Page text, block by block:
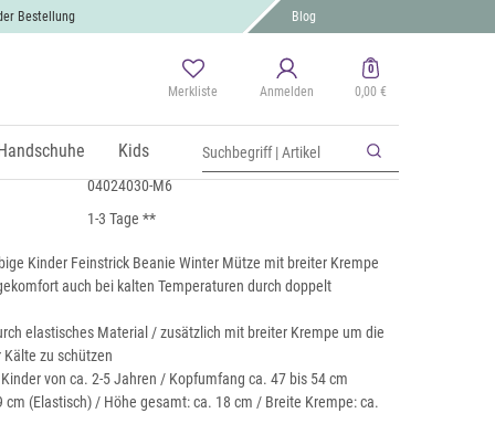
Bestellung Blog
Merkliste Anmelden
0
0,00 €
Kids
mit Krempe
zzgl.Versand
04024030-M6
1-3 Tage **
Kinder Feinstrick Beanie Winter Mütze mit breiter Krempe
auch bei kalten Temperaturen durch doppelt
elastisches Material / zusätzlich mit breiter Krempe um die
zu schützen
von ca. 2-5 Jahren / Kopfumfang ca. 47 bis 54 cm
cm (Elastisch) / Höhe gesamt: ca. 18 cm / Breite Krempe: ca.